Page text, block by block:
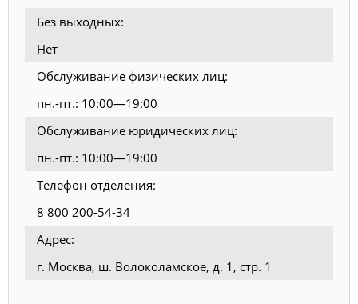
Без выходных:
Нет
Обслуживание физических лиц:
пн.-пт.: 10:00—19:00
Обслуживание юридических лиц:
пн.-пт.: 10:00—19:00
Телефон отделения:
8 800 200-54-34
Адрес:
г. Москва, ш. Волоколамское, д. 1, стр. 1